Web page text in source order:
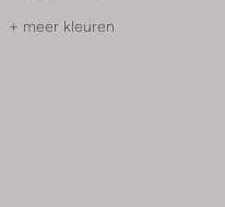
+ meer kleuren